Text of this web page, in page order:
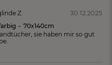
Z. 30.12.2025
- 70x140cm
sie haben mir so gut